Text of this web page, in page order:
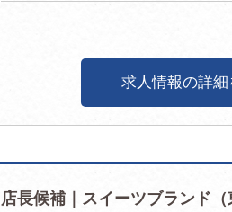
求人情報の詳細
店長候補｜スイーツブランド（